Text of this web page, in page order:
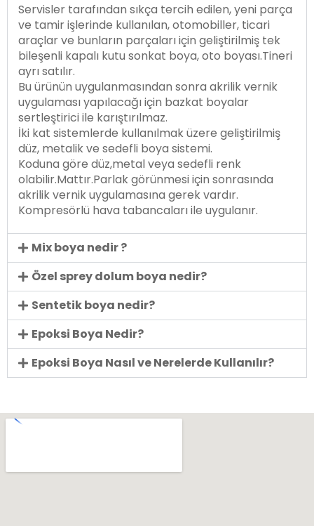
Servisler tarafından sıkça tercih edilen, yeni parça
ve tamir işlerinde kullanılan, otomobiller, ticari
araçlar ve bunların parçaları için geliştirilmiş tek
bileşenli kapalı kutu sonkat boya, oto boyası.Tineri
ayrı satılır.
Bu ürünün uygulanmasından sonra akrilik vernik
uygulaması yapılacağı için bazkat boyalar
sertleştirici ile karıştırılmaz.
İki kat sistemlerde kullanılmak üzere geliştirilmiş
düz, metalik ve sedefli boya sistemi.
Koduna göre düz,metal veya sedefli renk
olabilir.Mattır.Parlak görünmesi için sonrasında
akrilik vernik uygulamasına gerek vardır.
Kompresörlü hava tabancaları ile uygulanır.
Mix boya nedir ?
Özel sprey dolum boya nedir?
Sentetik boya nedir?
Epoksi Boya Nedir?
Epoksi Boya Nasıl ve Nerelerde Kullanılır?